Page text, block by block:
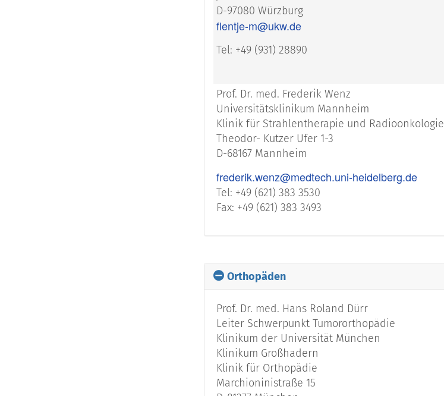
D-97080 Würzburg
flentje-m@ukw.de
Tel: +49 (931) 28890
Prof. Dr. med. Frederik Wenz
Universitätsklinikum Mannheim
Klinik für Strahlentherapie und Radioonkologie
Theodor- Kutzer Ufer 1-3
D-68167 Mannheim
frederik.wenz@medtech.uni-heidelberg.de
Tel: +49 (621) 383 3530
Fax: +49 (621) 383 3493
Orthopäden
Prof. Dr. med. Hans Roland Dürr
Leiter Schwerpunkt Tumororthopädie
Klinikum der Universität München
Klinikum Großhadern
Klinik für Orthopädie
Marchioninistraße 15